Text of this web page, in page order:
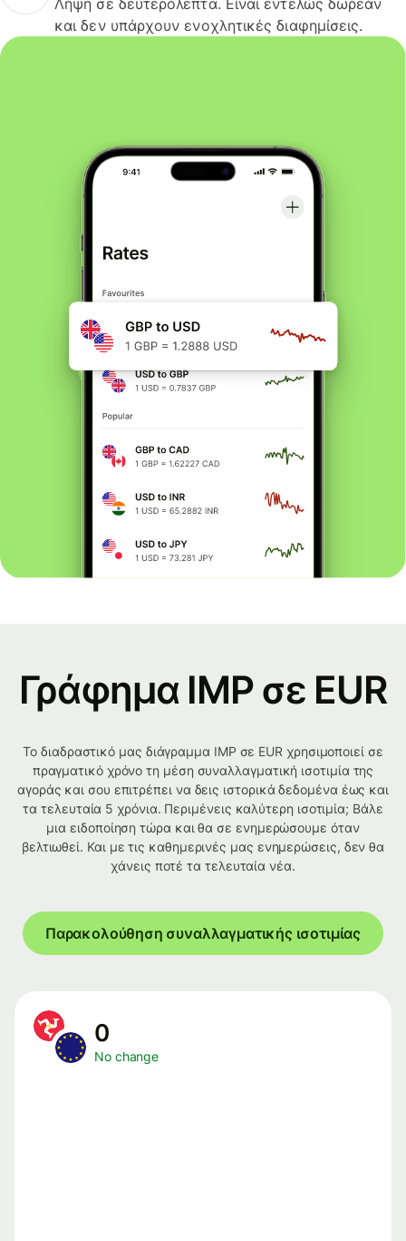
και δεν υπάρχουν ενοχλητικές διαφημίσεις.
Γράφημα IMP σε EUR
Το διαδραστικό μας διάγραμμα IMP σε EUR χρησιμοποιεί σε
πραγματικό χρόνο τη μέση συναλλαγματική ισοτιμία της
αγοράς και σου επιτρέπει να δεις ιστορικά δεδομένα έως και
τα τελευταία 5 χρόνια. Περιμένεις καλύτερη ισοτιμία; Βάλε
μια ειδοποίηση τώρα και θα σε ενημερώσουμε όταν
βελτιωθεί. Και με τις καθημερινές μας ενημερώσεις, δεν θα
χάνεις ποτέ τα τελευταία νέα.
Παρακολούθηση συναλλαγματικής ισοτιμίας
0
No change